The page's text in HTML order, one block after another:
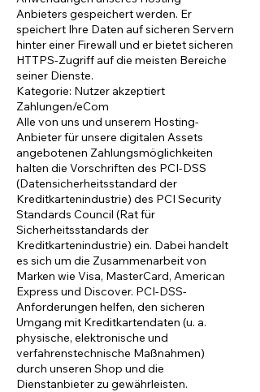
Anbieters gespeichert werden. Er
speichert Ihre Daten auf sicheren Servern
hinter einer Firewall und er bietet sicheren
HTTPS-Zugriff auf die meisten Bereiche
seiner Dienste.
Kategorie: Nutzer akzeptiert
Zahlungen/eCom
Alle von uns und unserem Hosting-
Anbieter für unsere digitalen Assets
angebotenen Zahlungsmöglichkeiten
halten die Vorschriften des PCI-DSS
(Datensicherheitsstandard der
Kreditkartenindustrie) des PCI Security
Standards Council (Rat für
Sicherheitsstandards der
Kreditkartenindustrie) ein. Dabei handelt
es sich um die Zusammenarbeit von
Marken wie Visa, MasterCard, American
Express und Discover. PCI-DSS-
Anforderungen helfen, den sicheren
Umgang mit Kreditkartendaten (u. a.
physische, elektronische und
verfahrenstechnische Maßnahmen)
durch unseren Shop und die
Dienstanbieter zu gewährleisten.